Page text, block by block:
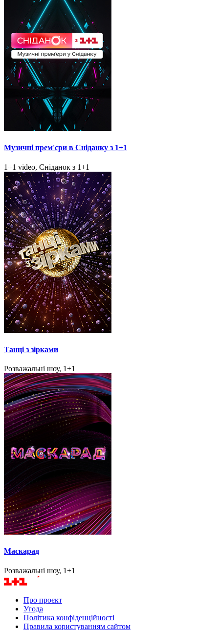
Музичні прем'єри в Сніданку з 1+1
1+1 video, Сніданок з 1+1
Танці з зірками
Розважальні шоу, 1+1
Маскарад
Розважальні шоу, 1+1
Про проєкт
Угода
Політика конфіденційності
Правила користуванням сайтом